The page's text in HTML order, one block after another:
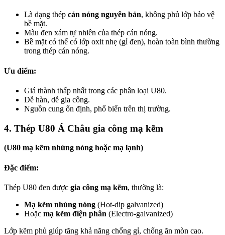
Là dạng thép cán nóng nguyên bản, không phủ lớp bảo vệ
bề mặt.
Màu đen xám tự nhiên của thép cán nóng.
Bề mặt có thể có lớp oxit nhẹ (gỉ đen), hoàn toàn bình thường
trong thép cán nóng.
Ưu điểm:
Giá thành thấp nhất trong các phân loại U80.
Dễ hàn, dễ gia công.
Nguồn cung ổn định, phổ biến trên thị trường.
4. Thép U80 Á Châu gia công mạ kẽm
(U80 mạ kẽm nhúng nóng hoặc mạ lạnh)
Đặc điểm:
Thép U80 đen được gia công mạ kẽm, thường là:
Mạ kẽm nhúng nóng (Hot-dip galvanized)
Hoặc mạ kẽm điện phân (Electro-galvanized)
Lớp kẽm phủ giúp tăng khả năng chống gỉ, chống ăn mòn cao.